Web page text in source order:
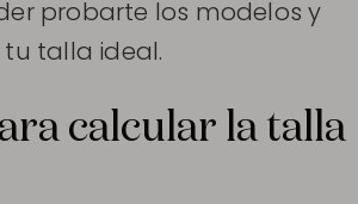
probarte los modelos y
talla ideal.
calcular la talla